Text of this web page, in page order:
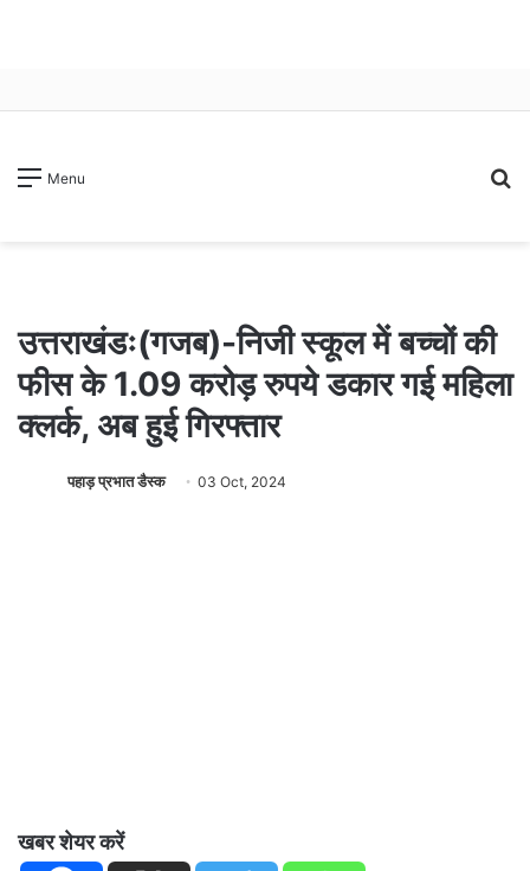
Menu
उत्तराखंडः(गजब)-निजी स्कूल में बच्चों की
फीस के 1.09 करोड़ रुपये डकार गई महिला
क्लर्क, अब हुई गिरफ्तार
पहाड़ प्रभात डैस्क 03 Oct, 2024
खबर शेयर करें